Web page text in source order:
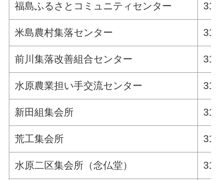
福島ふるさとコミュニティセンター
米島農村集落センター
前川集落改善組合センター
水原農業担い手交流センター
新田組集会所
荒工集会所
水原二区集会所（念仏堂）